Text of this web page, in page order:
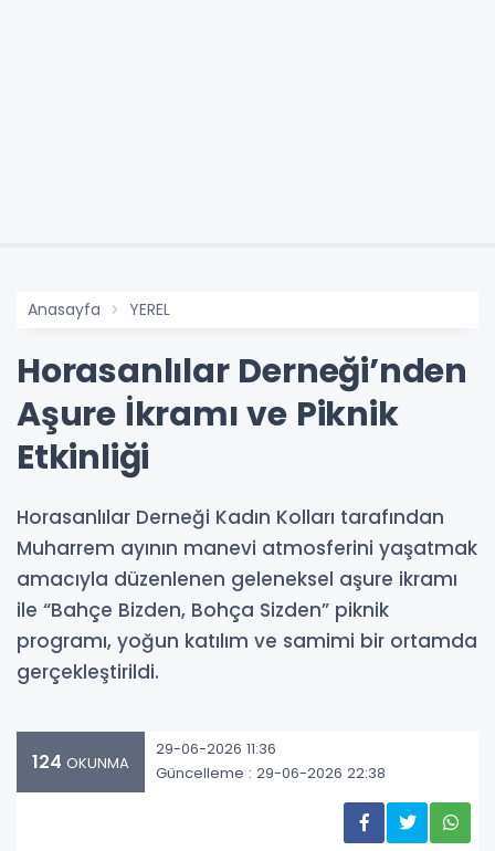
Anasayfa YEREL
Horasanlılar Derneği’nden
Aşure İkramı ve Piknik
Etkinliği
Horasanlılar Derneği Kadın Kolları tarafından
Muharrem ayının manevi atmosferini yaşatmak
amacıyla düzenlenen geleneksel aşure ikramı
ile “Bahçe Bizden, Bohça Sizden” piknik
programı, yoğun katılım ve samimi bir ortamda
gerçekleştirildi.
124 OKUNMA
29-06-2026 11:36
Güncelleme : 29-06-2026 22:38